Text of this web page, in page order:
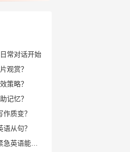
常对话开始
观赏？
策略？
记忆？
质变？
从句？
VIPKID 如何培养孩子紧急英语能力？